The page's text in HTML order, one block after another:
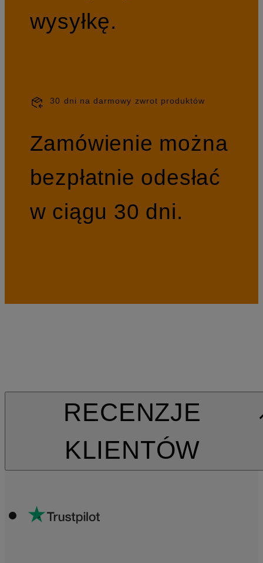
wysyłkę.
30 dni na darmowy zwrot produktów
Zamówienie można
bezpłatnie odesłać
w ciągu 30 dni.
RECENZJE
KLIENTÓW